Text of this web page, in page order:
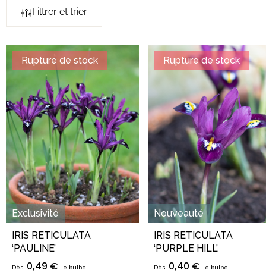
Filtrer et trier
Rupture de stock
Exclusivité
IRIS RETICULATA
‘PAULINE’
Dès 0,49 € le bulbe
Rupture de stock
Nouveauté
IRIS RETICULATA
‘PURPLE HILL’
Dès 0,40 € le bulbe